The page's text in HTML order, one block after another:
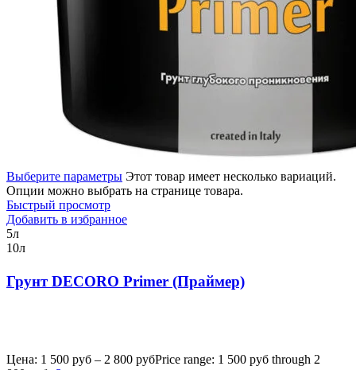
Выберите параметры Этот товар имеет несколько вариаций.
Опции можно выбрать на странице товара.
Быстрый просмотр
Добавить в избранное
5л
10л
Грунт DECORO Primer (Праймер)
Цена: 1 500 руб – 2 800 рубPrice range: 1 500 руб through 2